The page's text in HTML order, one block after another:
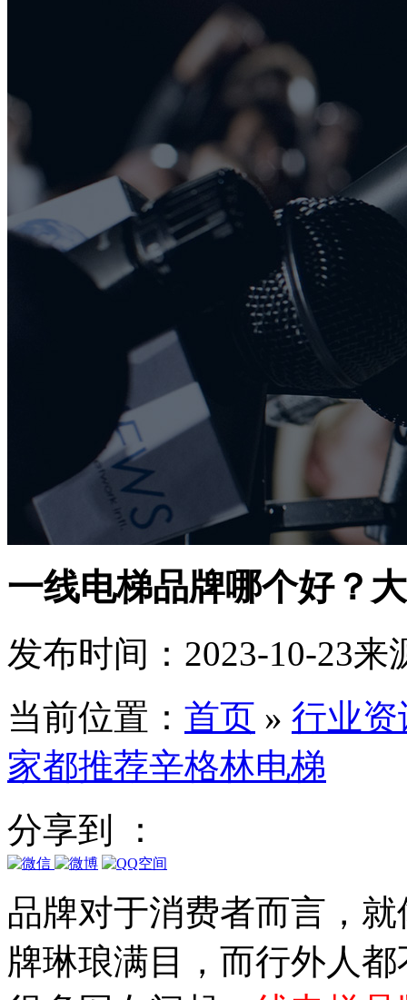
一线电梯品牌哪个好？
发布时间：2023-10-23来
当前位置： 首页 » 行业资
家都推荐辛格林电梯
分享到 ：
品牌对于消费者而言，
牌琳琅满目，而行外人